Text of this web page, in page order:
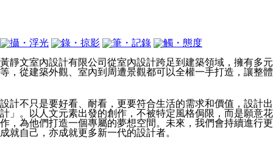
黃靜文室內設計有限公司從室內設計跨足到建築領域，擁有多
等，從建築外觀、室內到周遭景觀都可以全權一手打造，讓整
設計不只是要好看、耐看，更要符合生活的需求和價值，設計
計」。以人文元素出發的創作，不被特定風格侷限，而是願意
作，為他們打造一個專屬的夢想空間。未來，我們會持續進行
成就自己，亦成就更多新一代的設計者。